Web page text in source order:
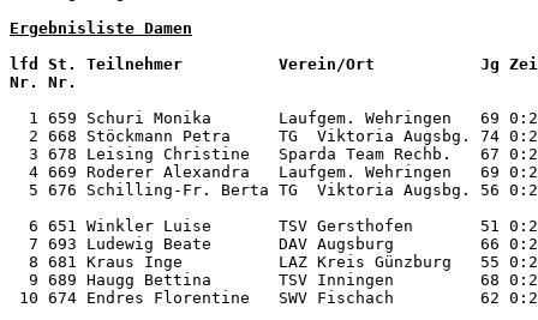
Ergebnisliste Damen
lfd St. Teilnehmer          Verein/Ort           Jg Zeit
1 659 Schuri Monika       Laufgem. Wehringen   69
2 668 Stöckmann Petra     TG  Viktoria Augsbg. 74
3 678 Leising Christine   Sparda Team Rechb.   67
4 669 Roderer Alexandra   Laufgem. Wehringen   69
5 676 Schilling-Fr. Berta TG  Viktoria Augsbg. 56
6 651 Winkler Luise       TSV Gersthofen       51
7 693 Ludewig Beate       DAV Augsburg         66
8 681 Kraus Inge          LAZ Kreis Günzburg   55
9 689 Haugg Bettina       TSV Inningen         68
10 674 Endres Florentine   SWV Fischach